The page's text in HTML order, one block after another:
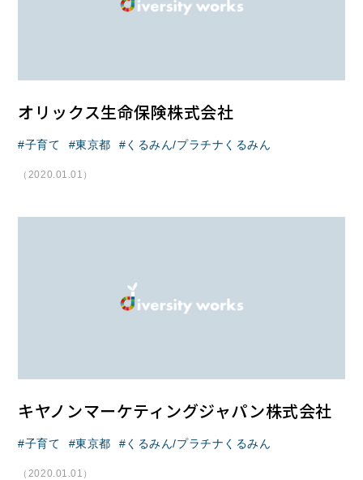
オリックス生命保険株式会社
子育て 東京都 くるみん/プラチナくるみん
（2020.01.01）
キヤノンマーケティングジャパン株式会社
子育て 東京都 くるみん/プラチナくるみん
（2020.01.01）